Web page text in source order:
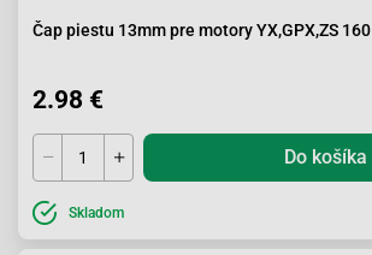
Čap piestu 13mm pre motory YX,GPX,ZS 160
2.98 €
Do košíka
Skladom